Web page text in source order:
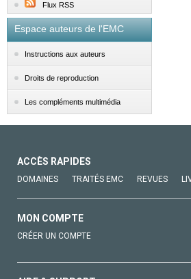
Flux RSS
Espace auteurs de l'EMC
Instructions aux auteurs
Droits de reproduction
Les compléments multimédia
ACCÈS RAPIDES
DOMAINES TRAITÉS EMC REVUES
MON COMPTE
CRÉER UN COMPTE